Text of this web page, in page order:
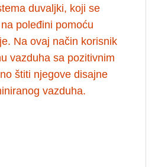
duvaljki, koji se
poleđini pomoću
Na ovaj način korisnik
vazduha sa pozitivnim
štiti njegove disajne
vazduha.